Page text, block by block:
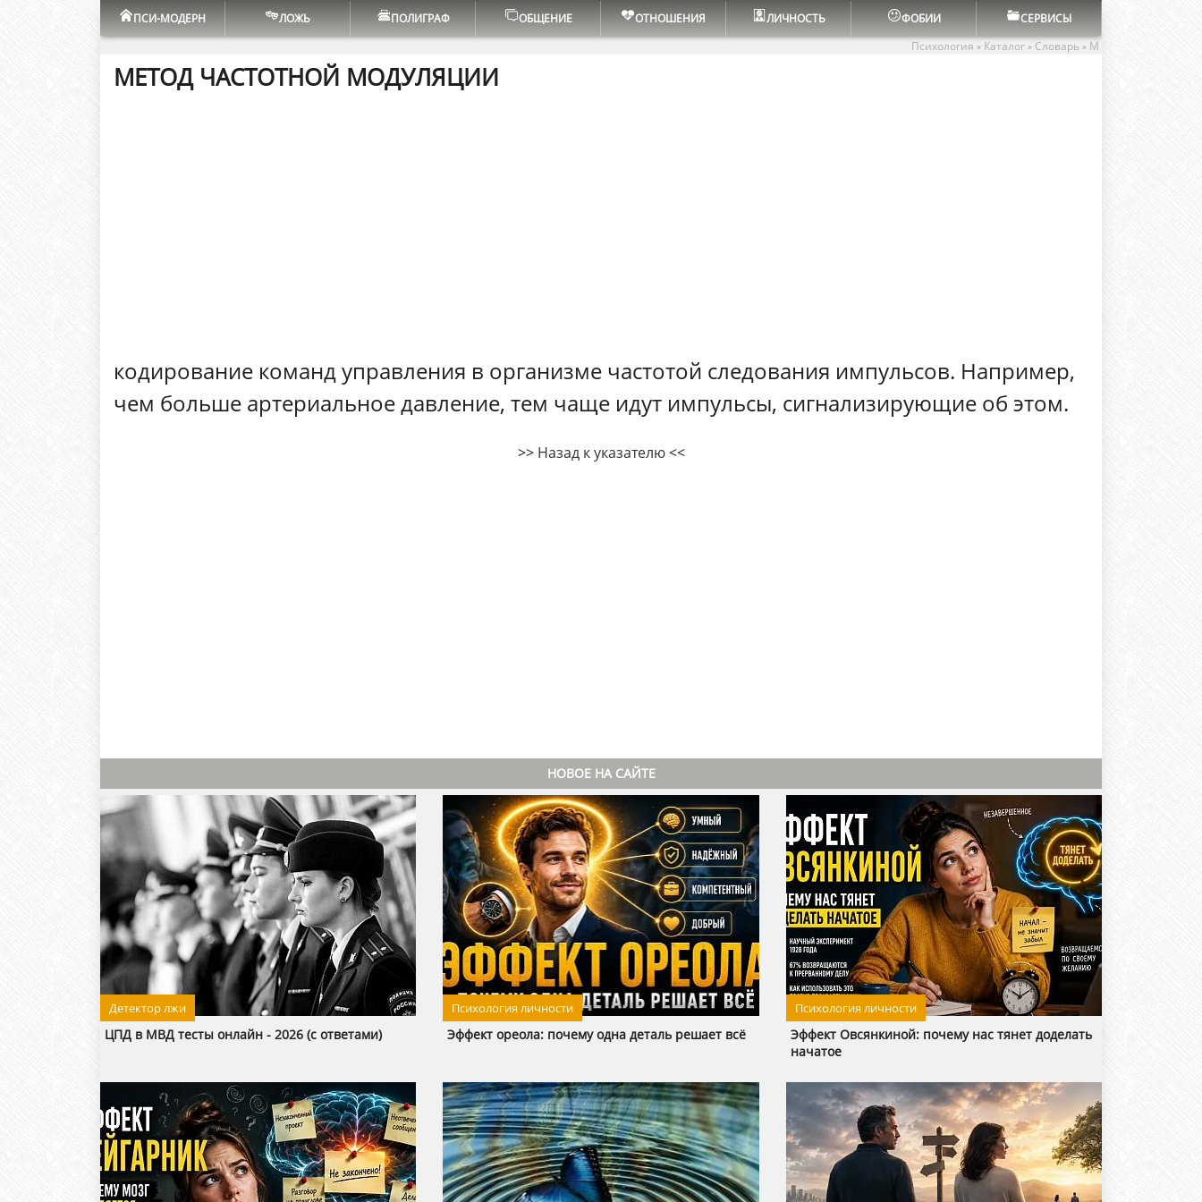
ПСИ-МОДЕРН ЛОЖЬ ПОЛИГРАФ ОБЩЕНИЕ ОТНОШЕНИЯ ЛИЧНОСТЬ ФОБИИ
СЕРВИСЫ
Психология » Каталог » Словарь » М
МЕТОД ЧАСТОТНОЙ МОДУЛЯЦИИ
кодирование команд управления в организме частотой следования импульсов. Например,
чем больше артериальное давление, тем чаще идут импульсы, сигнализирующие об этом.
>> Назад к указателю<<
НОВОЕ НА САЙТЕ
Детектор лжи
ЦПД в МВД тесты онлайн - 2026 (с ответами)
Психология личности
Эффект ореола: почему одна деталь решает всё
Психология личности
Эффект Овсянкиной: почему нас тянет доделать
начатое